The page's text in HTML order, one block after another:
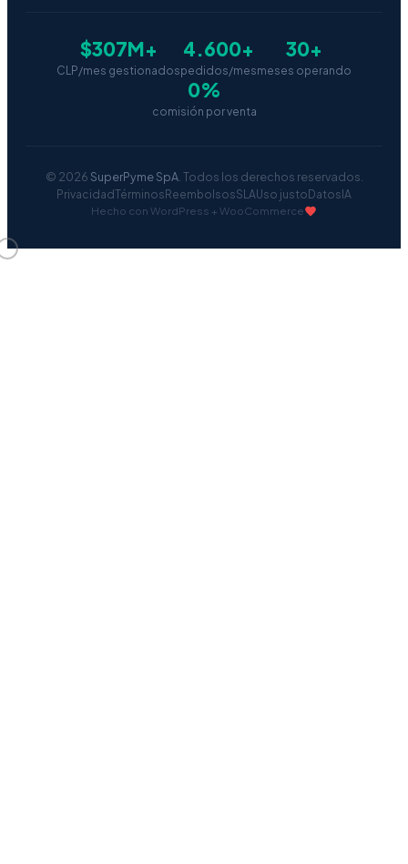
$307M+
CLP/mes gestionados
4.600+
pedidos/mes
30+
meses operando
0%
comisión por venta
© 2026 SuperPyme SpA. Todos los derechos reservados.
PrivacidadTérminos ReembolsosSLAUso justo Datos IA
Hecho con WordPress + WooCommerce